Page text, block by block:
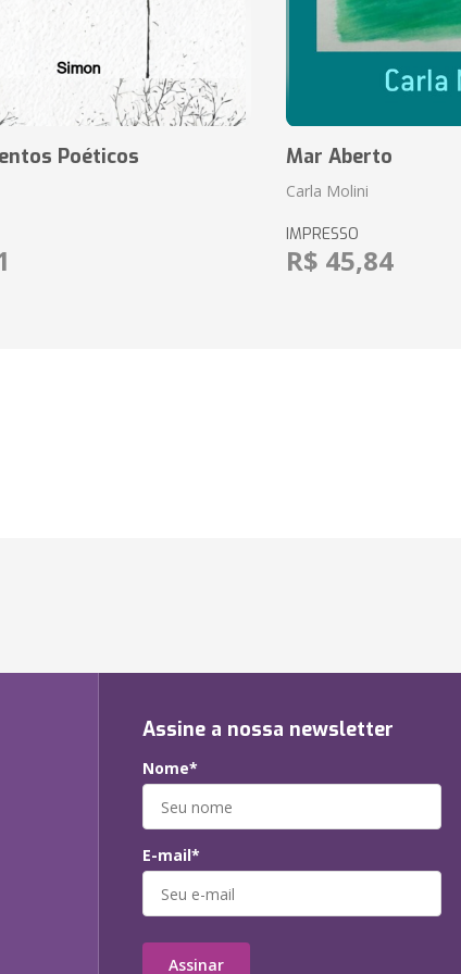
Poéticos Mar Aberto
Carla Molini
IMPRESSO
R$ 45,84
Assine a nossa newsletter
Nome*
E-mail*
Assinar